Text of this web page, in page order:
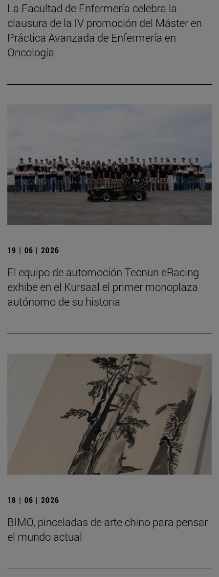
La Facultad de Enfermería celebra la
clausura de la IV promoción del Máster en
Práctica Avanzada de Enfermería en
Oncología
19 | 06 | 2026
El equipo de automoción Tecnun eRacing
exhibe en el Kursaal el primer monoplaza
autónomo de su historia
18 | 06 | 2026
BIMO, pinceladas de arte chino para pensar
el mundo actual